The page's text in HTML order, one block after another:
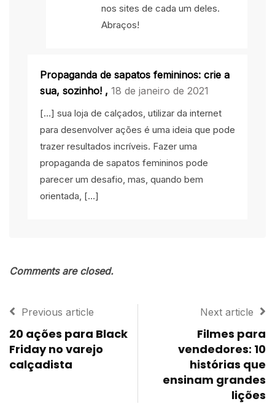
nos sites de cada um deles.
Abraços!
Propaganda de sapatos femininos: crie a
sua, sozinho! , 18 de janeiro de 2021
[…] sua loja de calçados, utilizar da internet
para desenvolver ações é uma ideia que pode
trazer resultados incríveis. Fazer uma
propaganda de sapatos femininos pode
parecer um desafio, mas, quando bem
orientada, […]
Comments are closed.
Previous article
20 ações para Black
Friday no varejo
calçadista
Next article
Filmes para
vendedores: 10
histórias que
ensinam grandes
lições